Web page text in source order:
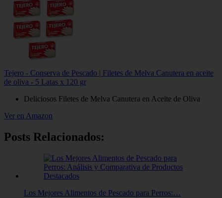
Tejero - Conserva de Pescado | Filetes de Melva Canutera en aceite
de oliva - 5 Latas x 120 gr
Deliciosos Filetes de Melva Canutera en Aceite de Oliva
Ver en Amazon
Posts Relacionados:
Los Mejores Alimentos de Pescado para Perros:…